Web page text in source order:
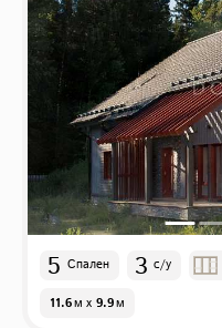
5 Спален 3 с/у
11.6м x 9.9м